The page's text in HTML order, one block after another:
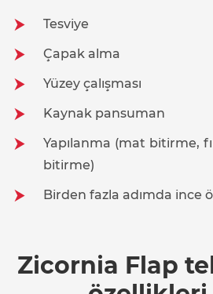
Tesviye
Çapak alma
Yüzey çalışması
Kaynak pansuman
Yapılanma (mat bitirme,
bitirme)
Birden fazla adımda ince
Zicornia Flap